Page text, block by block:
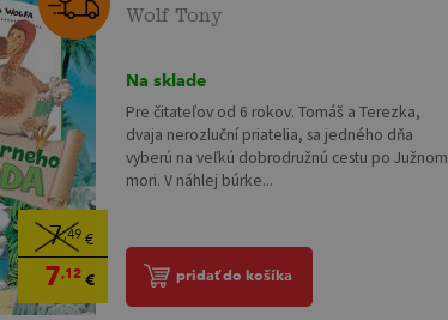
7,49 €
7,12 €
Wolf Tony
Na sklade
Pre čitateľov od 6 rokov. Tomáš a Terezka,
dvaja nerozluční priatelia, sa jedného dňa
vyberú na veľkú dobrodružnú cestu po Južnom
mori. V náhlej búrke...
pridať do košíka